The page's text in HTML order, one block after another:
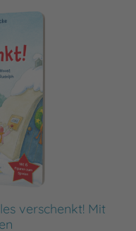
verschenkt! Mit